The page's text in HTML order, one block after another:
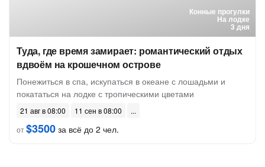
Конные прогулки
На лодке
3 дня
Туда, где время замирает: романтический отдых
вдвоём на крошечном острове
Понежиться в спа, искупаться в океане с лошадьми и
покататься на лодке с тропическими цветами
21 авг в 08:00
11 сен в 08:00
от$3500 за всё до 2 чел.